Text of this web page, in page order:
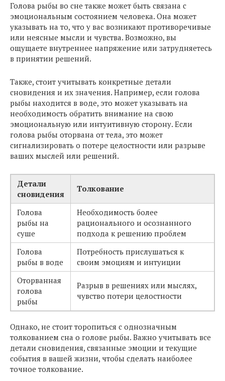
Голова рыбы во сне также может быть связана с
эмоциональным состоянием человека. Она может
указывать на то, что у вас возникают противоречивые
или неясные мысли и чувства. Возможно, вы
ощущаете внутреннее напряжение или затрудняетесь
в принятии решений.
Также, стоит учитывать конкретные детали
сновидения и их значения. Например, если голова
рыбы находится в воде, это может указывать на
необходимость обратить внимание на свою
эмоциональную или интуитивную сторону. Если
голова рыбы оторвана от тела, это может
сигнализировать о потере целостности или разрыве
ваших мыслей или решений.
Детали
сновидения
Толкование
Голова
рыбы на
суше
Необходимость более
рационального и осознанного
подхода к решению проблем
Голова
рыбы в воде
Потребность прислушаться к
своим эмоциям и интуиции
Оторванная
голова
рыбы
Разрыв в решениях или мыслях,
чувство потери целостности
Однако, не стоит торопиться с однозначным
толкованием сна о голове рыбы. Важно учитывать все
детали сновидения, связанные эмоции и текущие
события в вашей жизни, чтобы сделать наиболее
точное толкование.